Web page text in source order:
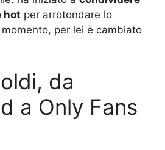
hot per arrotondare lo
per lei è cambiato
da
a Only Fans